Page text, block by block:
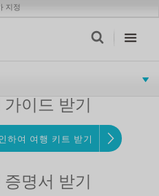
지정
가이드 받기
하여 여행 키트 받기
증명서 받기